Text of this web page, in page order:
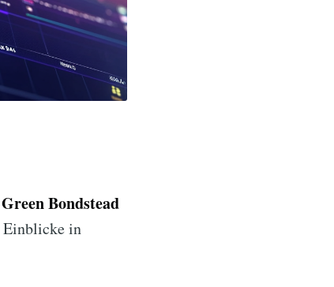
Green Bondstead
Einblicke in